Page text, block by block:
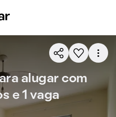
alugar com
e 1 vaga